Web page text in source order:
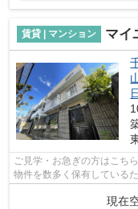
賃貸 | マンション マイ
ご見学・お急ぎの方はこち
物件を数多く保有している
現在